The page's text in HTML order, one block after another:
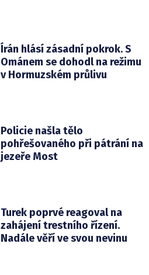
Írán hlásí zásadní pokrok. S
Ománem se dohodl na režimu
v Hormuzském průlivu
Policie našla tělo
pohřešovaného při pátrání na
jezeře Most
Turek poprvé reagoval na
zahájení trestního řízení.
Nadále věří ve svou nevinu